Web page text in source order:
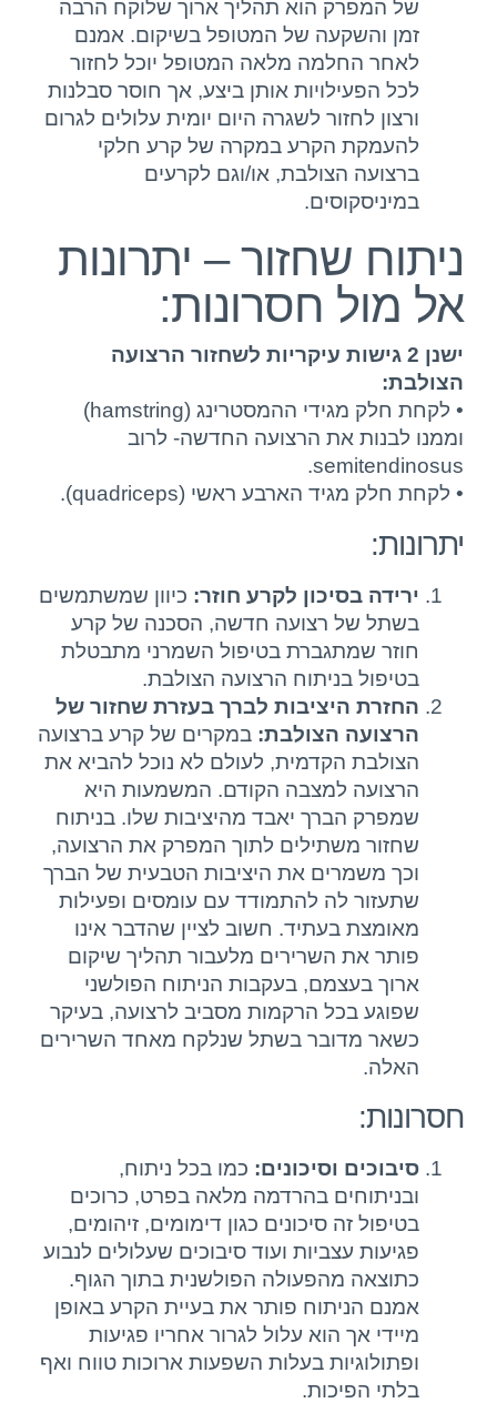
של המפרק הוא תהליך ארוך שלוקח הרבה
זמן והשקעה של המטופל בשיקום. אמנם
לאחר החלמה מלאה המטופל יוכל לחזור
לכל הפעילויות אותן ביצע, אך חוסר סבלנות
ורצון לחזור לשגרה היום יומית עלולים לגרום
להעמקת הקרע במקרה של קרע חלקי
ברצועה הצולבת, או/וגם לקרעים
במיניסקוסים.
ניתוח שחזור – יתרונות
אל מול חסרונות:
ישנן 2 גישות עיקריות לשחזור הרצועה
הצולבת:
• לקחת חלק מגידי ההמסטרינג (hamstring)
וממנו לבנות את הרצועה החדשה- לרוב
semitendinosus.
• לקחת חלק מגיד הארבע ראשי (quadriceps).
יתרונות:
ירידה בסיכון לקרע חוזר: כיוון שמשתמשים
בשתל של רצועה חדשה, הסכנה של קרע
חוזר שמתגברת בטיפול השמרני מתבטלת
בטיפול בניתוח הרצועה הצולבת.
החזרת היציבות לברך בעזרת שחזור של
הרצועה הצולבת: במקרים של קרע ברצועה
הצולבת הקדמית, לעולם לא נוכל להביא את
הרצועה למצבה הקודם. המשמעות היא
שמפרק הברך יאבד מהיציבות שלו. בניתוח
שחזור משתילים לתוך המפרק את הרצועה,
וכך משמרים את היציבות הטבעית של הברך
שתעזור לה להתמודד עם עומסים ופעילות
מאומצת בעתיד. חשוב לציין שהדבר אינו
פותר את השרירים מלעבור תהליך שיקום
ארוך בעצמם, בעקבות הניתוח הפולשני
שפוגע בכל הרקמות מסביב לרצועה, בעיקר
כשאר מדובר בשתל שנלקח מאחד השרירים
האלה.
חסרונות:
סיבוכים וסיכונים: כמו בכל ניתוח,
ובניתוחים בהרדמה מלאה בפרט, כרוכים
בטיפול זה סיכונים כגון דימומים, זיהומים,
פגיעות עצביות ועוד סיבוכים שעלולים לנבוע
כתוצאה מהפעולה הפולשנית בתוך הגוף.
אמנם הניתוח פותר את בעיית הקרע באופן
מיידי אך הוא עלול לגרור אחריו פגיעות
ופתולוגיות בעלות השפעות ארוכות טווח ואף
בלתי הפיכות.